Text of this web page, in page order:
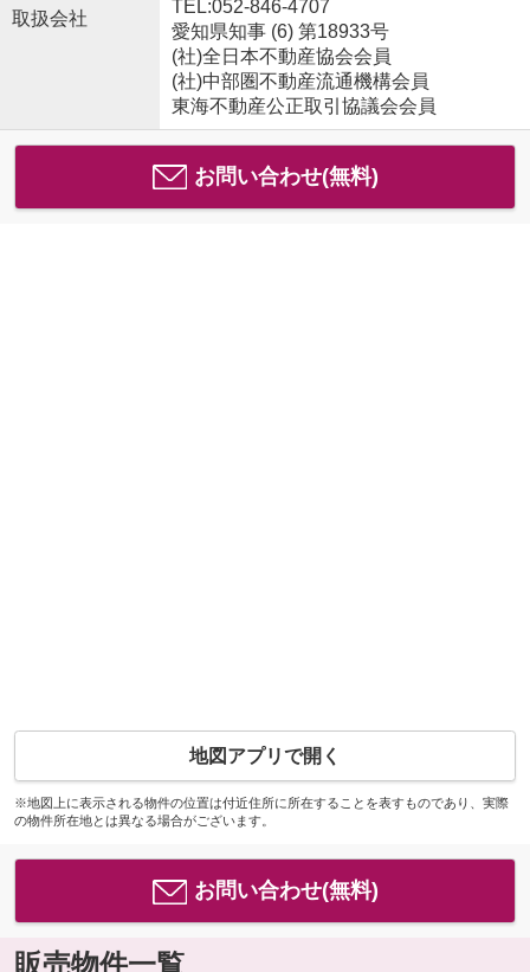
取扱会社
TEL:052-846-4707
愛知県知事 (6) 第18933号
(社)全日本不動産協会会員
(社)中部圏不動産流通機構会員
東海不動産公正取引協議会会員
お問い合わせ(無料)
地図アプリで開く
※地図上に表示される物件の位置は付近住所に所在することを表すものであり、実際
の物件所在地とは異なる場合がございます。
お問い合わせ(無料)
販売物件一覧